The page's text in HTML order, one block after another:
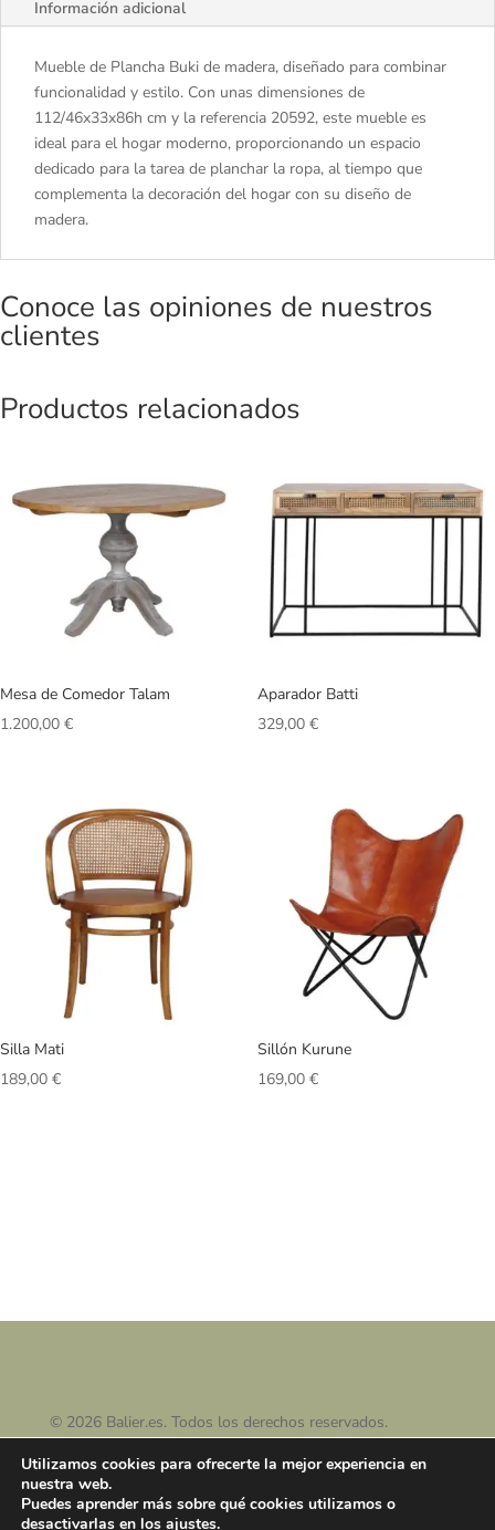
Información adicional
Mueble de Plancha Buki de madera, diseñado para combinar
funcionalidad y estilo. Con unas dimensiones de
112/46x33x86h cm y la referencia 20592, este mueble es
ideal para el hogar moderno, proporcionando un espacio
dedicado para la tarea de planchar la ropa, al tiempo que
complementa la decoración del hogar con su diseño de
madera.
Conoce las opiniones de nuestros
clientes
Productos relacionados
Mesa de Comedor Talam
1.200,00 €
Aparador Batti
329,00 €
Silla Mati
189,00 €
Sillón Kurune
169,00 €
© 2026 Balier.es. Todos los derechos reservados.
Utilizamos cookies para ofrecerte la mejor experiencia en
nuestra web.
Puedes aprender más sobre qué cookies utilizamos o
desactivarlas en los ajustes.